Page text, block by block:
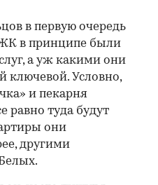
в первую очередь
в принципе были
а уж какими они
ключевой. Условно,
и пекарня
равно туда будут
они
другими